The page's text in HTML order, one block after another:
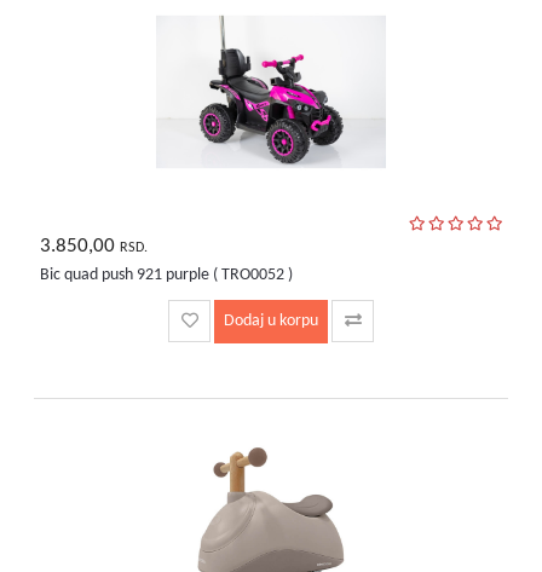
3.850,00 RSD.
Bic quad push 921 purple ( TRO0052 )
Dodaj u korpu